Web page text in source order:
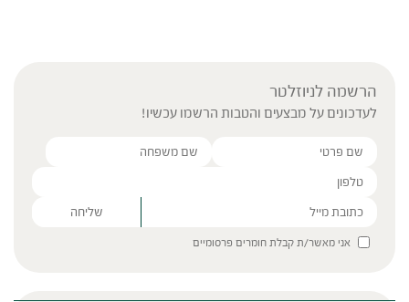
הרשמה לניוזלטר
לעדכונים על מבצעים והטבות הרשמו עכשיו!
Please leave this field empty.
אני מאשר/ת קבלת חומרים פרסומיים